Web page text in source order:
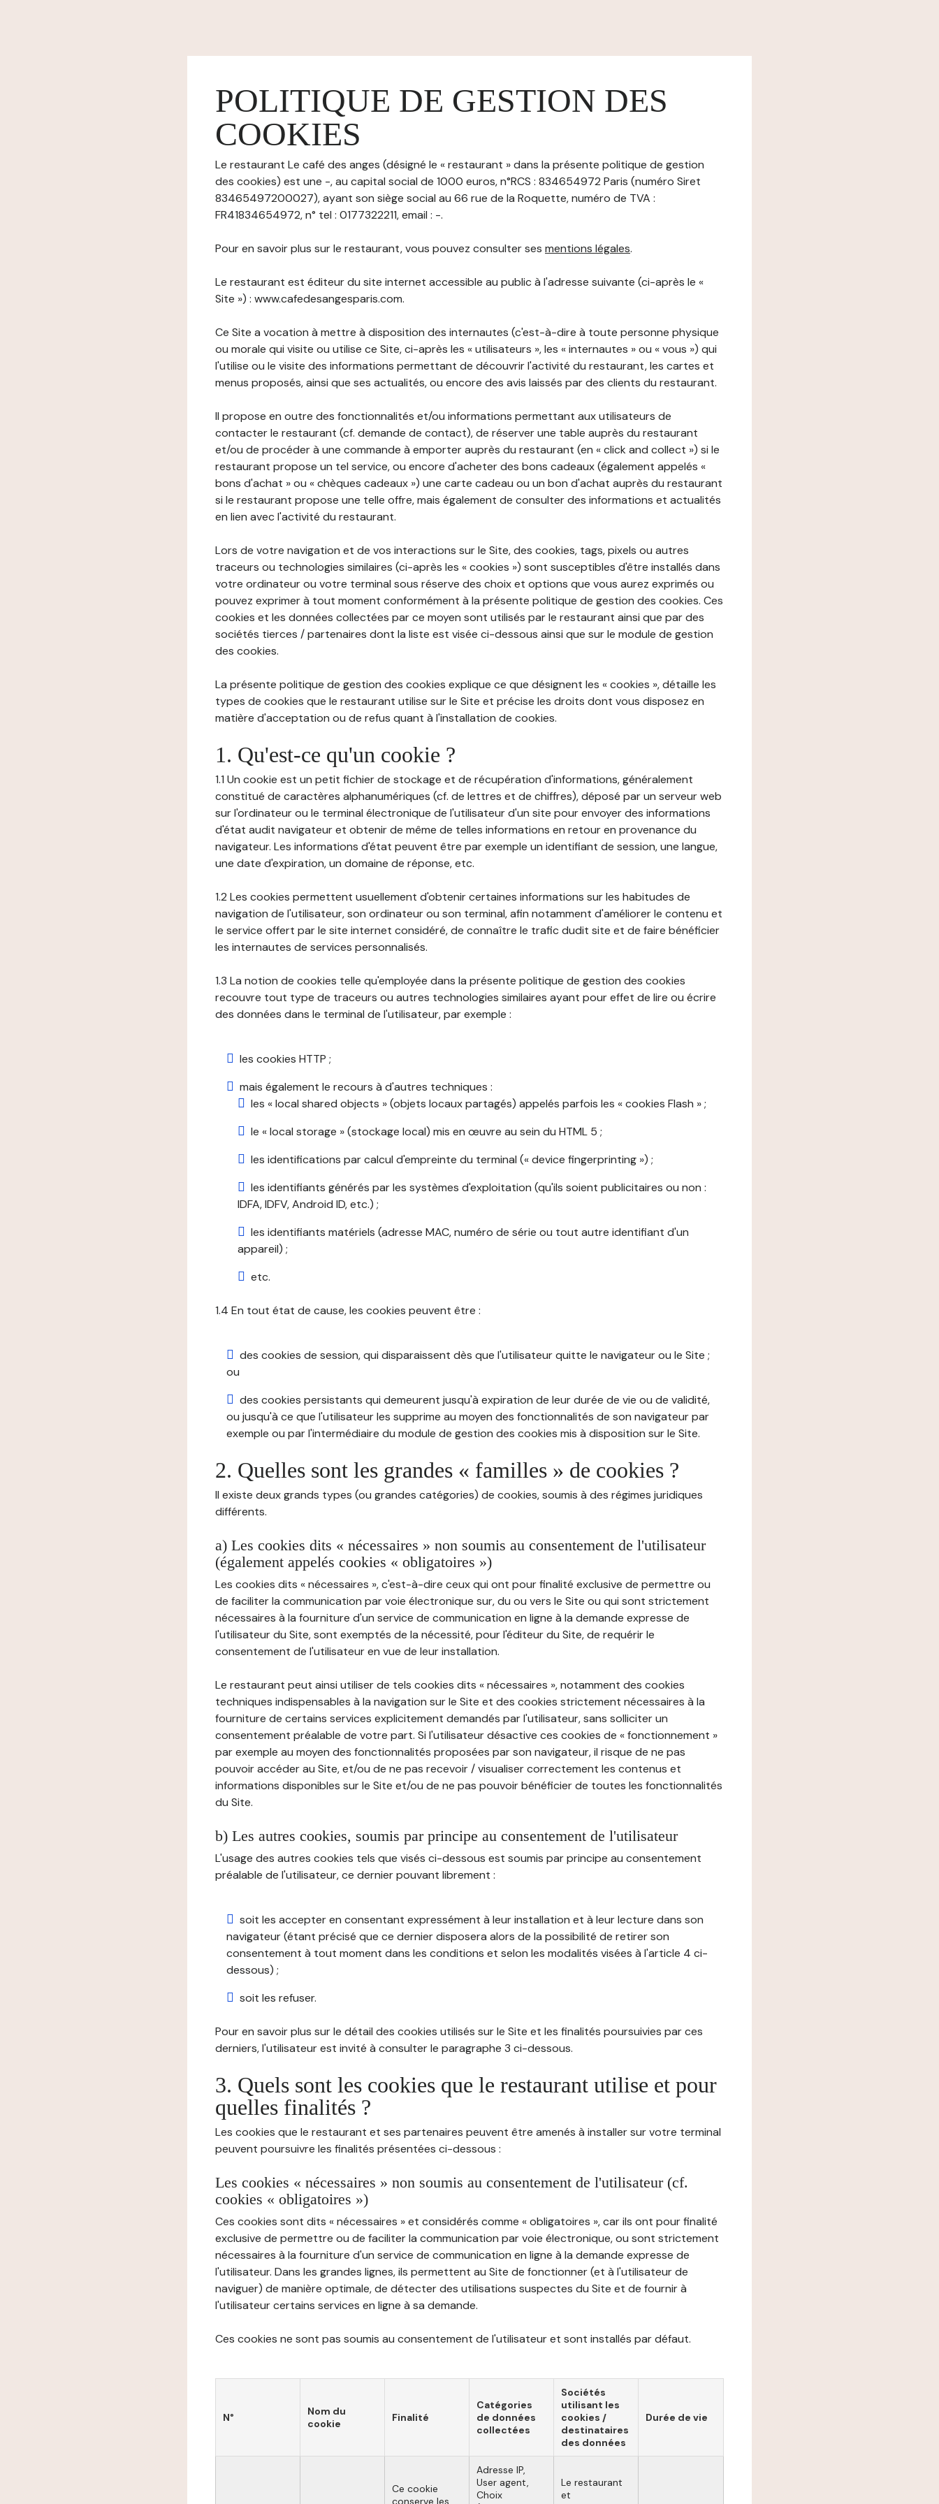
POLITIQUE DE GESTION DES
COOKIES
Le restaurant Le café des anges (désigné le « restaurant » dans la présente politique de gestion
des cookies) est une -, au capital social de 1000 euros, n°RCS : 834654972 Paris (numéro Siret
83465497200027), ayant son siège social au 66 rue de la Roquette, numéro de TVA :
FR41834654972, n° tel : 0177322211, email : -.
Pour en savoir plus sur le restaurant, vous pouvez consulter ses mentions légales.
Le restaurant est éditeur du site internet accessible au public à l'adresse suivante (ci-après le «
Site ») : www.cafedesangesparis.com.
Ce Site a vocation à mettre à disposition des internautes (c'est-à-dire à toute personne physique
ou morale qui visite ou utilise ce Site, ci-après les « utilisateurs », les « internautes » ou « vous ») qui
l'utilise ou le visite des informations permettant de découvrir l'activité du restaurant, les cartes et
menus proposés, ainsi que ses actualités, ou encore des avis laissés par des clients du restaurant.
Il propose en outre des fonctionnalités et/ou informations permettant aux utilisateurs de
contacter le restaurant (cf. demande de contact), de réserver une table auprès du restaurant
et/ou de procéder à une commande à emporter auprès du restaurant (en « click and collect ») si le
restaurant propose un tel service, ou encore d'acheter des bons cadeaux (également appelés «
bons d'achat » ou « chèques cadeaux ») une carte cadeau ou un bon d'achat auprès du restaurant
si le restaurant propose une telle offre, mais également de consulter des informations et actualités
en lien avec l'activité du restaurant.
Lors de votre navigation et de vos interactions sur le Site, des cookies, tags, pixels ou autres
traceurs ou technologies similaires (ci-après les « cookies ») sont susceptibles d'être installés dans
votre ordinateur ou votre terminal sous réserve des choix et options que vous aurez exprimés ou
pouvez exprimer à tout moment conformément à la présente politique de gestion des cookies. Ces
cookies et les données collectées par ce moyen sont utilisés par le restaurant ainsi que par des
sociétés tierces / partenaires dont la liste est visée ci-dessous ainsi que sur le module de gestion
des cookies.
La présente politique de gestion des cookies explique ce que désignent les « cookies », détaille les
types de cookies que le restaurant utilise sur le Site et précise les droits dont vous disposez en
matière d'acceptation ou de refus quant à l'installation de cookies.
1. Qu'est-ce qu'un cookie ?
1.1 Un cookie est un petit fichier de stockage et de récupération d'informations, généralement
constitué de caractères alphanumériques (cf. de lettres et de chiffres), déposé par un serveur web
sur l'ordinateur ou le terminal électronique de l'utilisateur d'un site pour envoyer des informations
d'état audit navigateur et obtenir de même de telles informations en retour en provenance du
navigateur. Les informations d'état peuvent être par exemple un identifiant de session, une langue,
une date d'expiration, un domaine de réponse, etc.
1.2 Les cookies permettent usuellement d'obtenir certaines informations sur les habitudes de
navigation de l'utilisateur, son ordinateur ou son terminal, afin notamment d'améliorer le contenu et
le service offert par le site internet considéré, de connaître le trafic dudit site et de faire bénéficier
les internautes de services personnalisés.
1.3 La notion de cookies telle qu'employée dans la présente politique de gestion des cookies
recouvre tout type de traceurs ou autres technologies similaires ayant pour effet de lire ou écrire
des données dans le terminal de l'utilisateur, par exemple :
les cookies HTTP ;
mais également le recours à d'autres techniques :
les « local shared objects » (objets locaux partagés) appelés parfois les « cookies Flash » ;
le « local storage » (stockage local) mis en œuvre au sein du HTML 5 ;
les identifications par calcul d'empreinte du terminal (« device fingerprinting ») ;
les identifiants générés par les systèmes d'exploitation (qu'ils soient publicitaires ou non :
IDFA, IDFV, Android ID, etc.) ;
les identifiants matériels (adresse MAC, numéro de série ou tout autre identifiant d'un
appareil) ;
etc.
1.4 En tout état de cause, les cookies peuvent être :
des cookies de session, qui disparaissent dès que l'utilisateur quitte le navigateur ou le Site ;
ou
des cookies persistants qui demeurent jusqu'à expiration de leur durée de vie ou de validité,
ou jusqu'à ce que l'utilisateur les supprime au moyen des fonctionnalités de son navigateur par
exemple ou par l'intermédiaire du module de gestion des cookies mis à disposition sur le Site.
2. Quelles sont les grandes « familles » de cookies ?
Il existe deux grands types (ou grandes catégories) de cookies, soumis à des régimes juridiques
différents.
a) Les cookies dits « nécessaires » non soumis au consentement de l'utilisateur
(également appelés cookies « obligatoires »)
Les cookies dits « nécessaires », c'est-à-dire ceux qui ont pour finalité exclusive de permettre ou
de faciliter la communication par voie électronique sur, du ou vers le Site ou qui sont strictement
nécessaires à la fourniture d'un service de communication en ligne à la demande expresse de
l'utilisateur du Site, sont exemptés de la nécessité, pour l'éditeur du Site, de requérir le
consentement de l'utilisateur en vue de leur installation.
Le restaurant peut ainsi utiliser de tels cookies dits « nécessaires », notamment des cookies
techniques indispensables à la navigation sur le Site et des cookies strictement nécessaires à la
fourniture de certains services explicitement demandés par l'utilisateur, sans solliciter un
consentement préalable de votre part. Si l'utilisateur désactive ces cookies de « fonctionnement »
par exemple au moyen des fonctionnalités proposées par son navigateur, il risque de ne pas
pouvoir accéder au Site, et/ou de ne pas recevoir / visualiser correctement les contenus et
informations disponibles sur le Site et/ou de ne pas pouvoir bénéficier de toutes les fonctionnalités
du Site.
b) Les autres cookies, soumis par principe au consentement de l'utilisateur
L'usage des autres cookies tels que visés ci-dessous est soumis par principe au consentement
préalable de l'utilisateur, ce dernier pouvant librement :
soit les accepter en consentant expressément à leur installation et à leur lecture dans son
navigateur (étant précisé que ce dernier disposera alors de la possibilité de retirer son
consentement à tout moment dans les conditions et selon les modalités visées à l'article 4 ci-
dessous) ;
soit les refuser.
Pour en savoir plus sur le détail des cookies utilisés sur le Site et les finalités poursuivies par ces
derniers, l'utilisateur est invité à consulter le paragraphe 3 ci-dessous.
3. Quels sont les cookies que le restaurant utilise et pour
quelles finalités ?
Les cookies que le restaurant et ses partenaires peuvent être amenés à installer sur votre terminal
peuvent poursuivre les finalités présentées ci-dessous :
Les cookies « nécessaires » non soumis au consentement de l'utilisateur (cf.
cookies « obligatoires »)
Ces cookies sont dits « nécessaires » et considérés comme « obligatoires », car ils ont pour finalité
exclusive de permettre ou de faciliter la communication par voie électronique, ou sont strictement
nécessaires à la fourniture d'un service de communication en ligne à la demande expresse de
l'utilisateur. Dans les grandes lignes, ils permettent au Site de fonctionner (et à l'utilisateur de
naviguer) de manière optimale, de détecter des utilisations suspectes du Site et de fournir à
l'utilisateur certains services en ligne à sa demande.
Ces cookies ne sont pas soumis au consentement de l'utilisateur et sont installés par défaut.
N°
Nom du
cookie
Finalité
Catégories
de données
collectées
Sociétés
utilisant les
cookies /
destinataires
des données
Durée de vie
Ce cookie
conserve les
Adresse IP,
User agent,
Choix
Le restaurant
et